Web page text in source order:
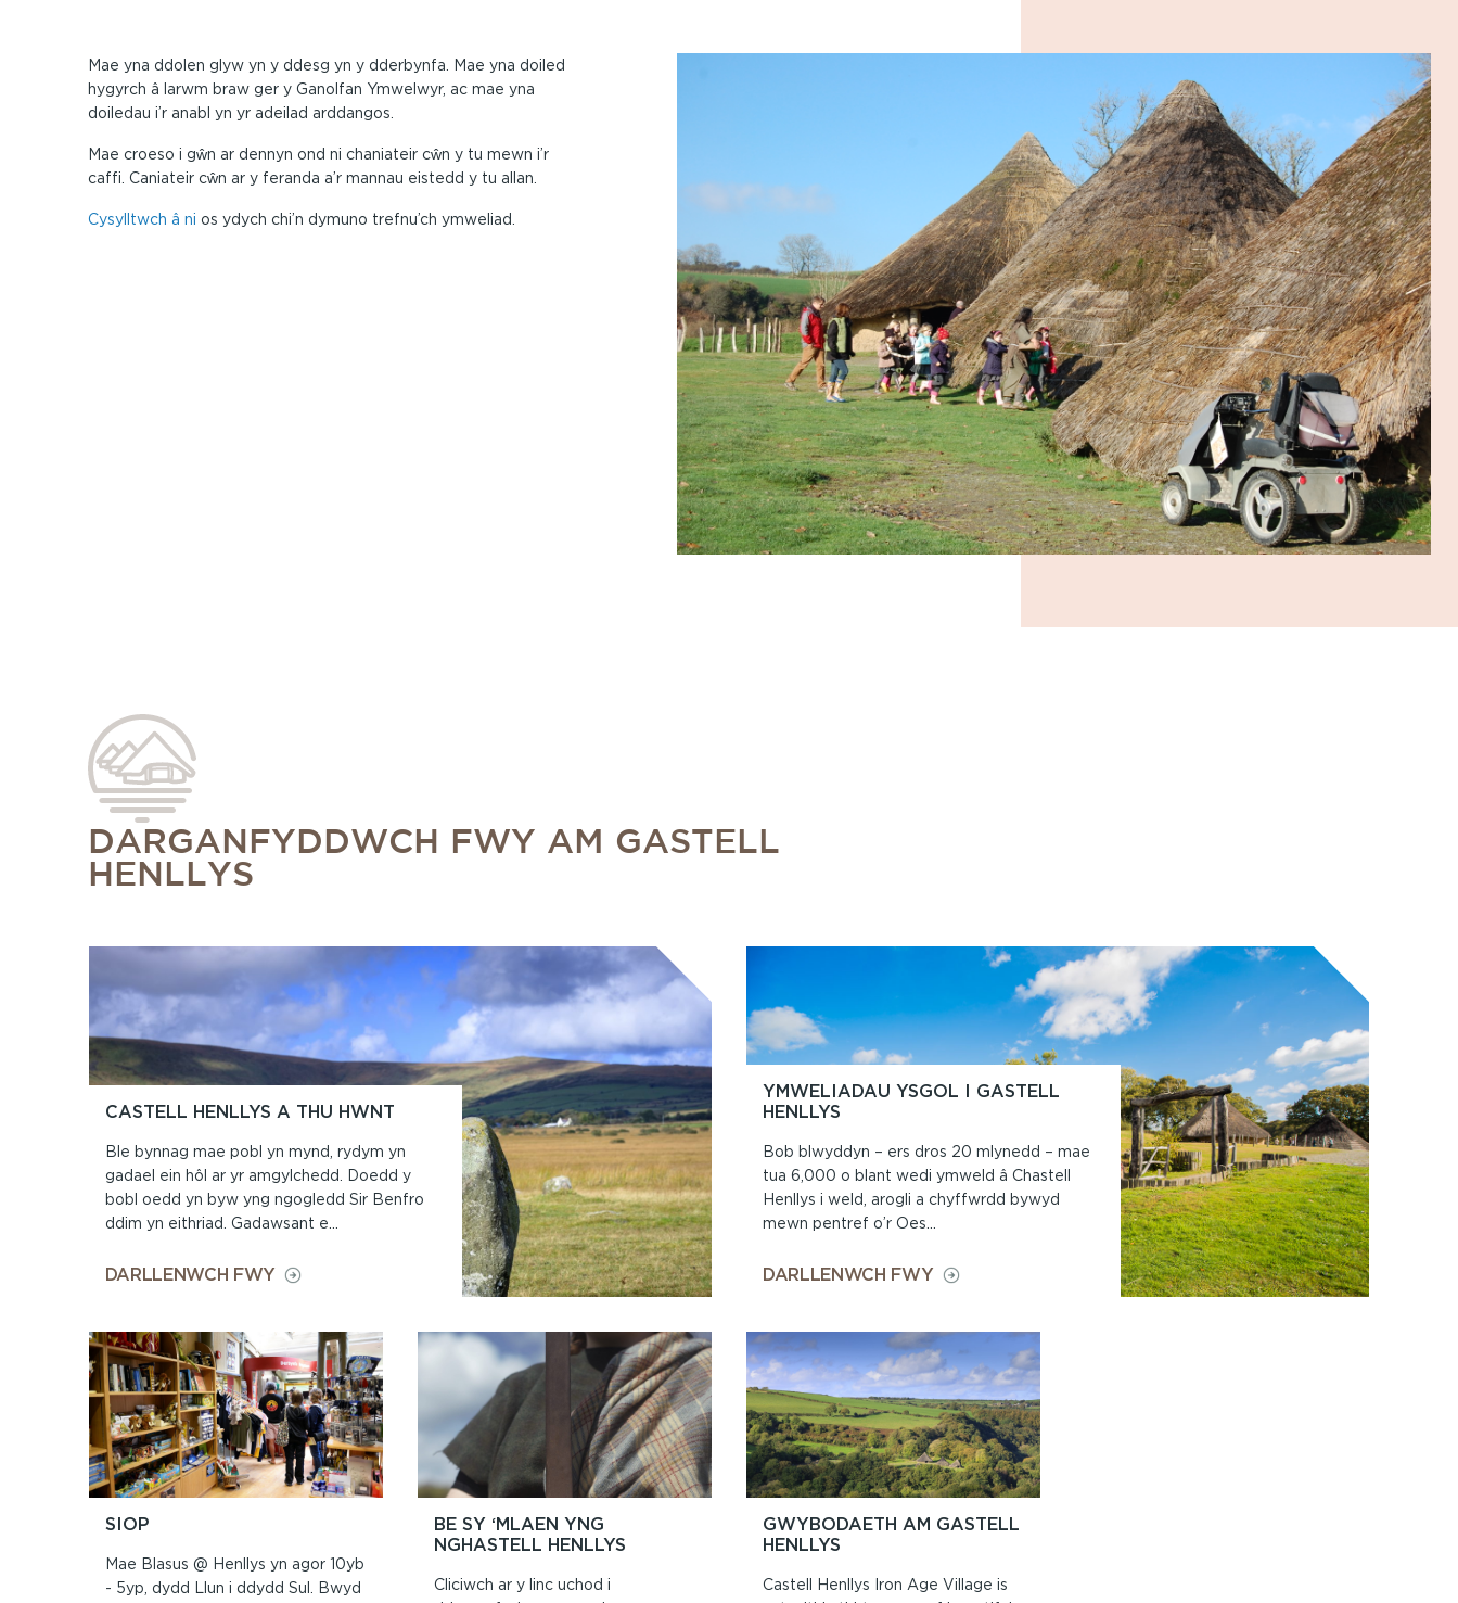
Mae yna ddolen glyw yn y ddesg yn y dderbynfa. Mae yna doiled
hygyrch â larwm braw ger y Ganolfan Ymwelwyr, ac mae yna
doiledau i’r anabl yn yr adeilad arddangos.
Mae croeso i gŵn ar dennyn ond ni chaniateir cŵn y tu mewn i’r
caffi. Caniateir cŵn ar y feranda a’r mannau eistedd y tu allan.
Cysylltwch â ni os ydych chi’n dymuno trefnu’ch ymweliad.
DARGANFYDDWCH FWY AM GASTELL
HENLLYS
CASTELL HENLLYS A THU HWNT
Ble bynnag mae pobl yn mynd, rydym yn
gadael ein hôl ar yr amgylchedd. Doedd y
bobl oedd yn byw yng ngogledd Sir Benfro
ddim yn eithriad. Gadawsant e...
DARLLENWCH FWY ON
A
THU
HWNT
YMWELIADAU YSGOL I GASTELL
HENLLYS
Bob blwyddyn – ers dros 20 mlynedd – mae
tua 6,000 o blant wedi ymweld â Chastell
Henllys i weld, arogli a chyffwrdd bywyd
mewn pentref o’r Oes...
DARLLENWCH FWYON
I
GASTELL
HENLLYS
SIOP
Mae Blasus @ Henllys yn agor 10yb
- 5yp, dydd Llun i ddydd Sul. Bwyd
BE SY ‘MLAEN YNG
NGHASTELL HENLLYS
Cliciwch ar y linc uchod i
GWYBODAETH AM GASTELL
HENLLYS
Castell Henllys Iron Age Village is